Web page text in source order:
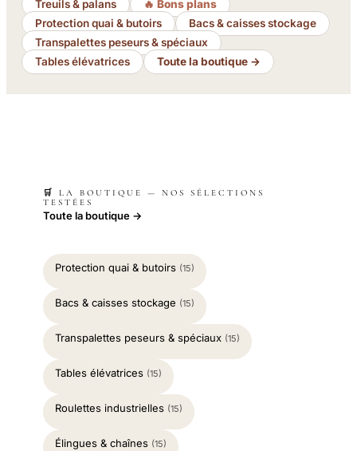
Treuils & palans
🔥 Bons plans
Protection quai & butoirs
Bacs & caisses stockage
Transpalettes peseurs & spéciaux
Tables élévatrices
Toute la boutique →
🛒 LA BOUTIQUE — NOS SÉLECTIONS
TESTÉES
Toute la boutique →
Protection quai & butoirs (15)
Bacs & caisses stockage (15)
Transpalettes peseurs & spéciaux (15)
Tables élévatrices (15)
Roulettes industrielles (15)
Élingues & chaînes (15)